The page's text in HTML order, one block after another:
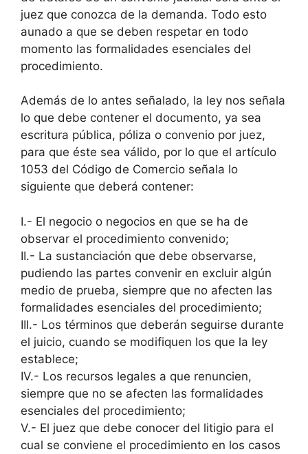
juez que conozca de la demanda. Todo esto
aunado a que se deben respetar en todo
momento las formalidades esenciales del
procedimiento.
Además de lo antes señalado, la ley nos señala
lo que debe contener el documento, ya sea
escritura pública, póliza o convenio por juez,
para que éste sea válido, por lo que el artículo
1053 del Código de Comercio señala lo
siguiente que deberá contener:
I.- El negocio o negocios en que se ha de
observar el procedimiento convenido;
II.- La sustanciación que debe observarse,
pudiendo las partes convenir en excluir algún
medio de prueba, siempre que no afecten las
formalidades esenciales del procedimiento;
III.- Los términos que deberán seguirse durante
el juicio, cuando se modifiquen los que la ley
establece;
IV.- Los recursos legales a que renuncien,
siempre que no se afecten las formalidades
esenciales del procedimiento;
V.- El juez que debe conocer del litigio para el
cual se conviene el procedimiento en los casos